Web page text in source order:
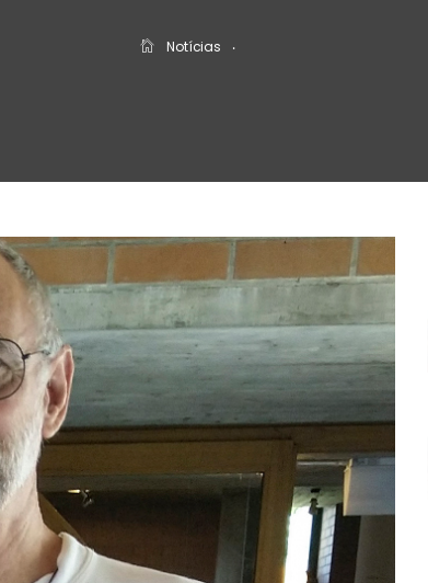
Notícias ‧